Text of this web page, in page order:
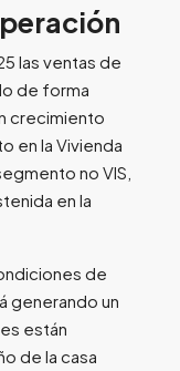
las ventas de
de forma
crecimiento
en la Vivienda
no VIS,
en la
de
generando un
están
de la casa